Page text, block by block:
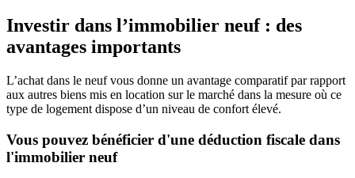
Investir dans l’immobilier neuf : des
avantages importants
L’achat dans le neuf vous donne un avantage comparatif par rapport
aux autres biens mis en location sur le marché dans la mesure où ce
type de logement dispose d’un niveau de confort élevé.
Vous pouvez bénéficier d'une déduction fiscale dans
l'immobilier neuf